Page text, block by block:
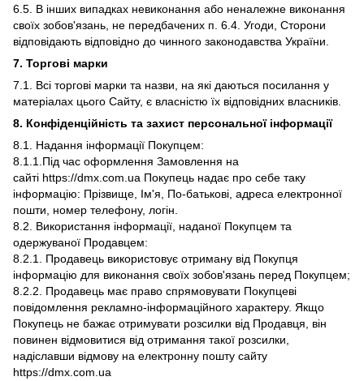
6.5. В інших випадках невиконання або неналежне виконання
своїх зобов'язань, не передбачених п. 6.4. Угоди, Сторони
відповідають відповідно до чинного законодавства України.
7. Торгові марки
7.1. Всі торгові марки та назви, на які даються посилання у
матеріалах цього Сайту, є власністю їх відповідних власників.
8. Конфіденційність та захист персональної інформації
8.1. Надання інформації Покупцем:
8.1.1.Під час оформлення Замовлення на
сайті https://dmx.com.ua Покупець надає про себе таку
інформацію: Прізвище, Ім'я, По-батькові, адреса електронної
пошти, номер телефону, логін.
8.2. Використання інформації, наданої Покупцем та
одержуваної Продавцем:
8.2.1. Продавець використовує отриману від Покупця
інформацію для виконання своїх зобов'язань перед Покупцем;
8.2.2. Продавець має право спрямовувати Покупцеві
повідомлення рекламно-інформаційного характеру. Якщо
Покупець не бажає отримувати розсилки від Продавця, він
повинен відмовитися від отримання такої розсилки,
надіславши відмову на електронну пошту сайту
https://dmx.com.ua